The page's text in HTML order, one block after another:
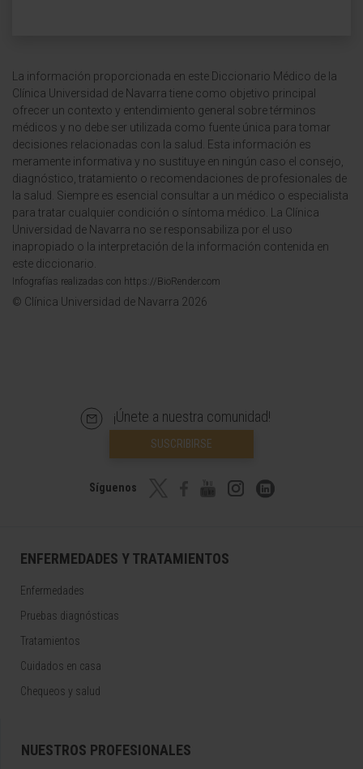
La información proporcionada en este Diccionario Médico de la
Clínica Universidad de Navarra tiene como objetivo principal
ofrecer un contexto y entendimiento general sobre términos
médicos y no debe ser utilizada como fuente única para tomar
decisiones relacionadas con la salud. Esta información es
meramente informativa y no sustituye en ningún caso el consejo,
diagnóstico, tratamiento o recomendaciones de profesionales de
la salud. Siempre es esencial consultar a un médico o especialista
para tratar cualquier condición o síntoma médico. La Clínica
Universidad de Navarra no se responsabiliza por el uso
inapropiado o la interpretación de la información contenida en
este diccionario.
Infografías realizadas con https://BioRender.com
© Clínica Universidad de Navarra 2026
¡Únete a nuestra comunidad!
SUSCRIBIRSE
Síguenos
ENFERMEDADES Y TRATAMIENTOS
Enfermedades
Pruebas diagnósticas
Tratamientos
Cuidados en casa
Chequeos y salud
NUESTROS PROFESIONALES